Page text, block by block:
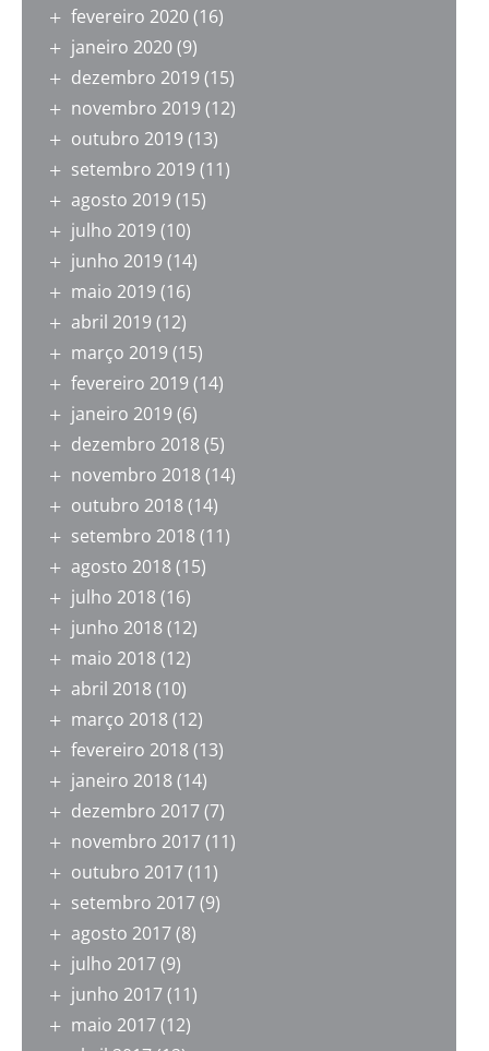
fevereiro 2020(16)
janeiro 2020(9)
dezembro 2019(15)
novembro 2019(12)
outubro 2019(13)
setembro 2019(11)
agosto 2019(15)
julho 2019(10)
junho 2019(14)
maio 2019(16)
abril 2019(12)
março 2019(15)
fevereiro 2019(14)
janeiro 2019(6)
dezembro 2018(5)
novembro 2018(14)
outubro 2018(14)
setembro 2018(11)
agosto 2018(15)
julho 2018(16)
junho 2018(12)
maio 2018(12)
abril 2018(10)
março 2018(12)
fevereiro 2018(13)
janeiro 2018(14)
dezembro 2017(7)
novembro 2017(11)
outubro 2017(11)
setembro 2017(9)
agosto 2017(8)
julho 2017(9)
junho 2017(11)
maio 2017(12)